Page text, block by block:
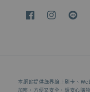
本網站提供綠界線上刷卡、
加密，方便又安全，請安心購